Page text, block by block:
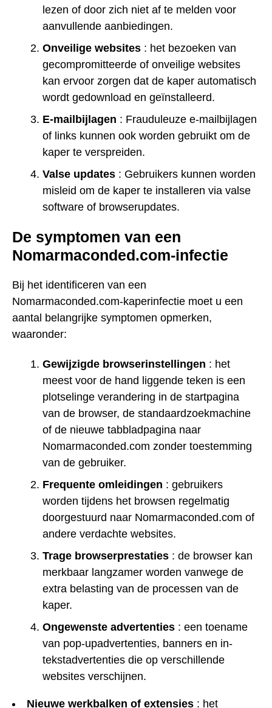
lezen of door zich niet af te melden voor
aanvullende aanbiedingen.
Onveilige websites : het bezoeken van
gecompromitteerde of onveilige websites
kan ervoor zorgen dat de kaper automatisch
wordt gedownload en geïnstalleerd.
E-mailbijlagen : Frauduleuze e-mailbijlagen
of links kunnen ook worden gebruikt om de
kaper te verspreiden.
Valse updates : Gebruikers kunnen worden
misleid om de kaper te installeren via valse
software of browserupdates.
De symptomen van een
Nomarmaconded.com-infectie
Bij het identificeren van een
Nomarmaconded.com-kaperinfectie moet u een
aantal belangrijke symptomen opmerken,
waaronder:
Gewijzigde browserinstellingen : het
meest voor de hand liggende teken is een
plotselinge verandering in de startpagina
van de browser, de standaardzoekmachine
of de nieuwe tabbladpagina naar
Nomarmaconded.com zonder toestemming
van de gebruiker.
Frequente omleidingen : gebruikers
worden tijdens het browsen regelmatig
doorgestuurd naar Nomarmaconded.com of
andere verdachte websites.
Trage browserprestaties : de browser kan
merkbaar langzamer worden vanwege de
extra belasting van de processen van de
kaper.
Ongewenste advertenties : een toename
van pop-upadvertenties, banners en in-
tekstadvertenties die op verschillende
websites verschijnen.
Nieuwe werkbalken of extensies : het